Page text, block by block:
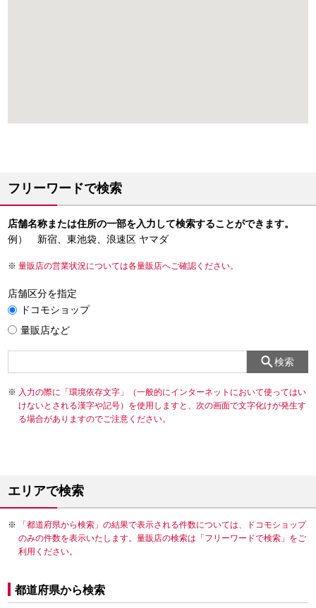
フリーワードで検索
店舗名称または住所の一部を入力して検索することができます。
例） 新宿、東池袋、浪速区 ヤマダ
量販店の営業状況については各量販店へご確認ください。
店舗区分を指定
ドコモショップ
量販店など
検索
入力の際に「環境依存文字」（一般的にインターネットにおいて使ってはい
けないとされる漢字や記号）を使用しますと、次の画面で文字化けが発生す
る場合がありますのでご注意ください。
エリアで検索
「都道府県から検索」の結果で表示される件数については、ドコモショップ
のみの件数を表示いたします。量販店の検索は「フリーワードで検索」をご
利用ください。
都道府県から検索